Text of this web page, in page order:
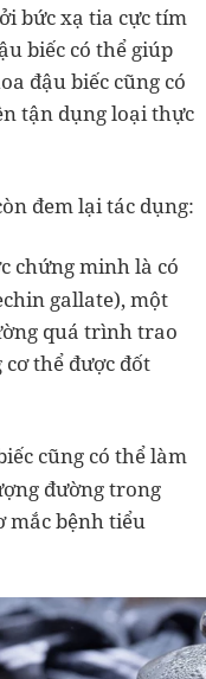
bức xạ tia cực tím
biếc có thể giúp
đậu biếc cũng có
tận dụng loại thực
đem lại tác dụng:
chứng minh là có
gallate), một
quá trình trao
thể được đốt
cũng có thể làm
đường trong
mắc bệnh tiểu